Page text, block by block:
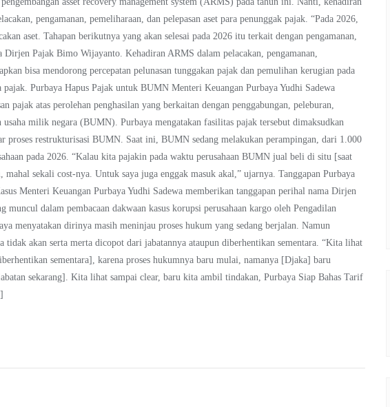
pengamanan, pemeliharaan, dan pelepasan aset para penunggak pajak. “Pada 2026,
aset. Tahapan berikutnya yang akan selesai pada 2026 itu terkait dengan pengamanan,
Dirjen Pajak Bimo Wijayanto. Kehadiran ARMS dalam pelacakan, pengamanan,
bisa mendorong percepatan pelunasan tunggakan pajak dan pemulihan kerugian pada
pajak. Purbaya Hapus Pajak untuk BUMN Menteri Keuangan Purbaya Yudhi Sadewa
pajak atas perolehan penghasilan yang berkaitan dengan penggabungan, peleburan,
usaha milik negara (BUMN). Purbaya mengatakan fasilitas pajak tersebut dimaksudkan
proses restrukturisasi BUMN. Saat ini, BUMN sedang melakukan perampingan, dari 1.000
pada 2026. “Kalau kita pajakin pada waktu perusahaan BUMN jual beli di situ [saat
sekali cost-nya. Untuk saya juga enggak masuk akal,” ujarnya. Tanggapan Purbaya
Menteri Keuangan Purbaya Yudhi Sadewa memberikan tanggapan perihal nama Dirjen
muncul dalam pembacaan dakwaan kasus korupsi perusahaan kargo oleh Pengadilan
menyatakan dirinya masih meninjau proses hukum yang sedang berjalan. Namun
tidak akan serta merta dicopot dari jabatannya ataupun diberhentikan sementara. “Kita lihat
sementara], karena proses hukumnya baru mulai, namanya [Djaka] baru
sekarang]. Kita lihat sampai clear, baru kita ambil tindakan, Purbaya Siap Bahas Tarif